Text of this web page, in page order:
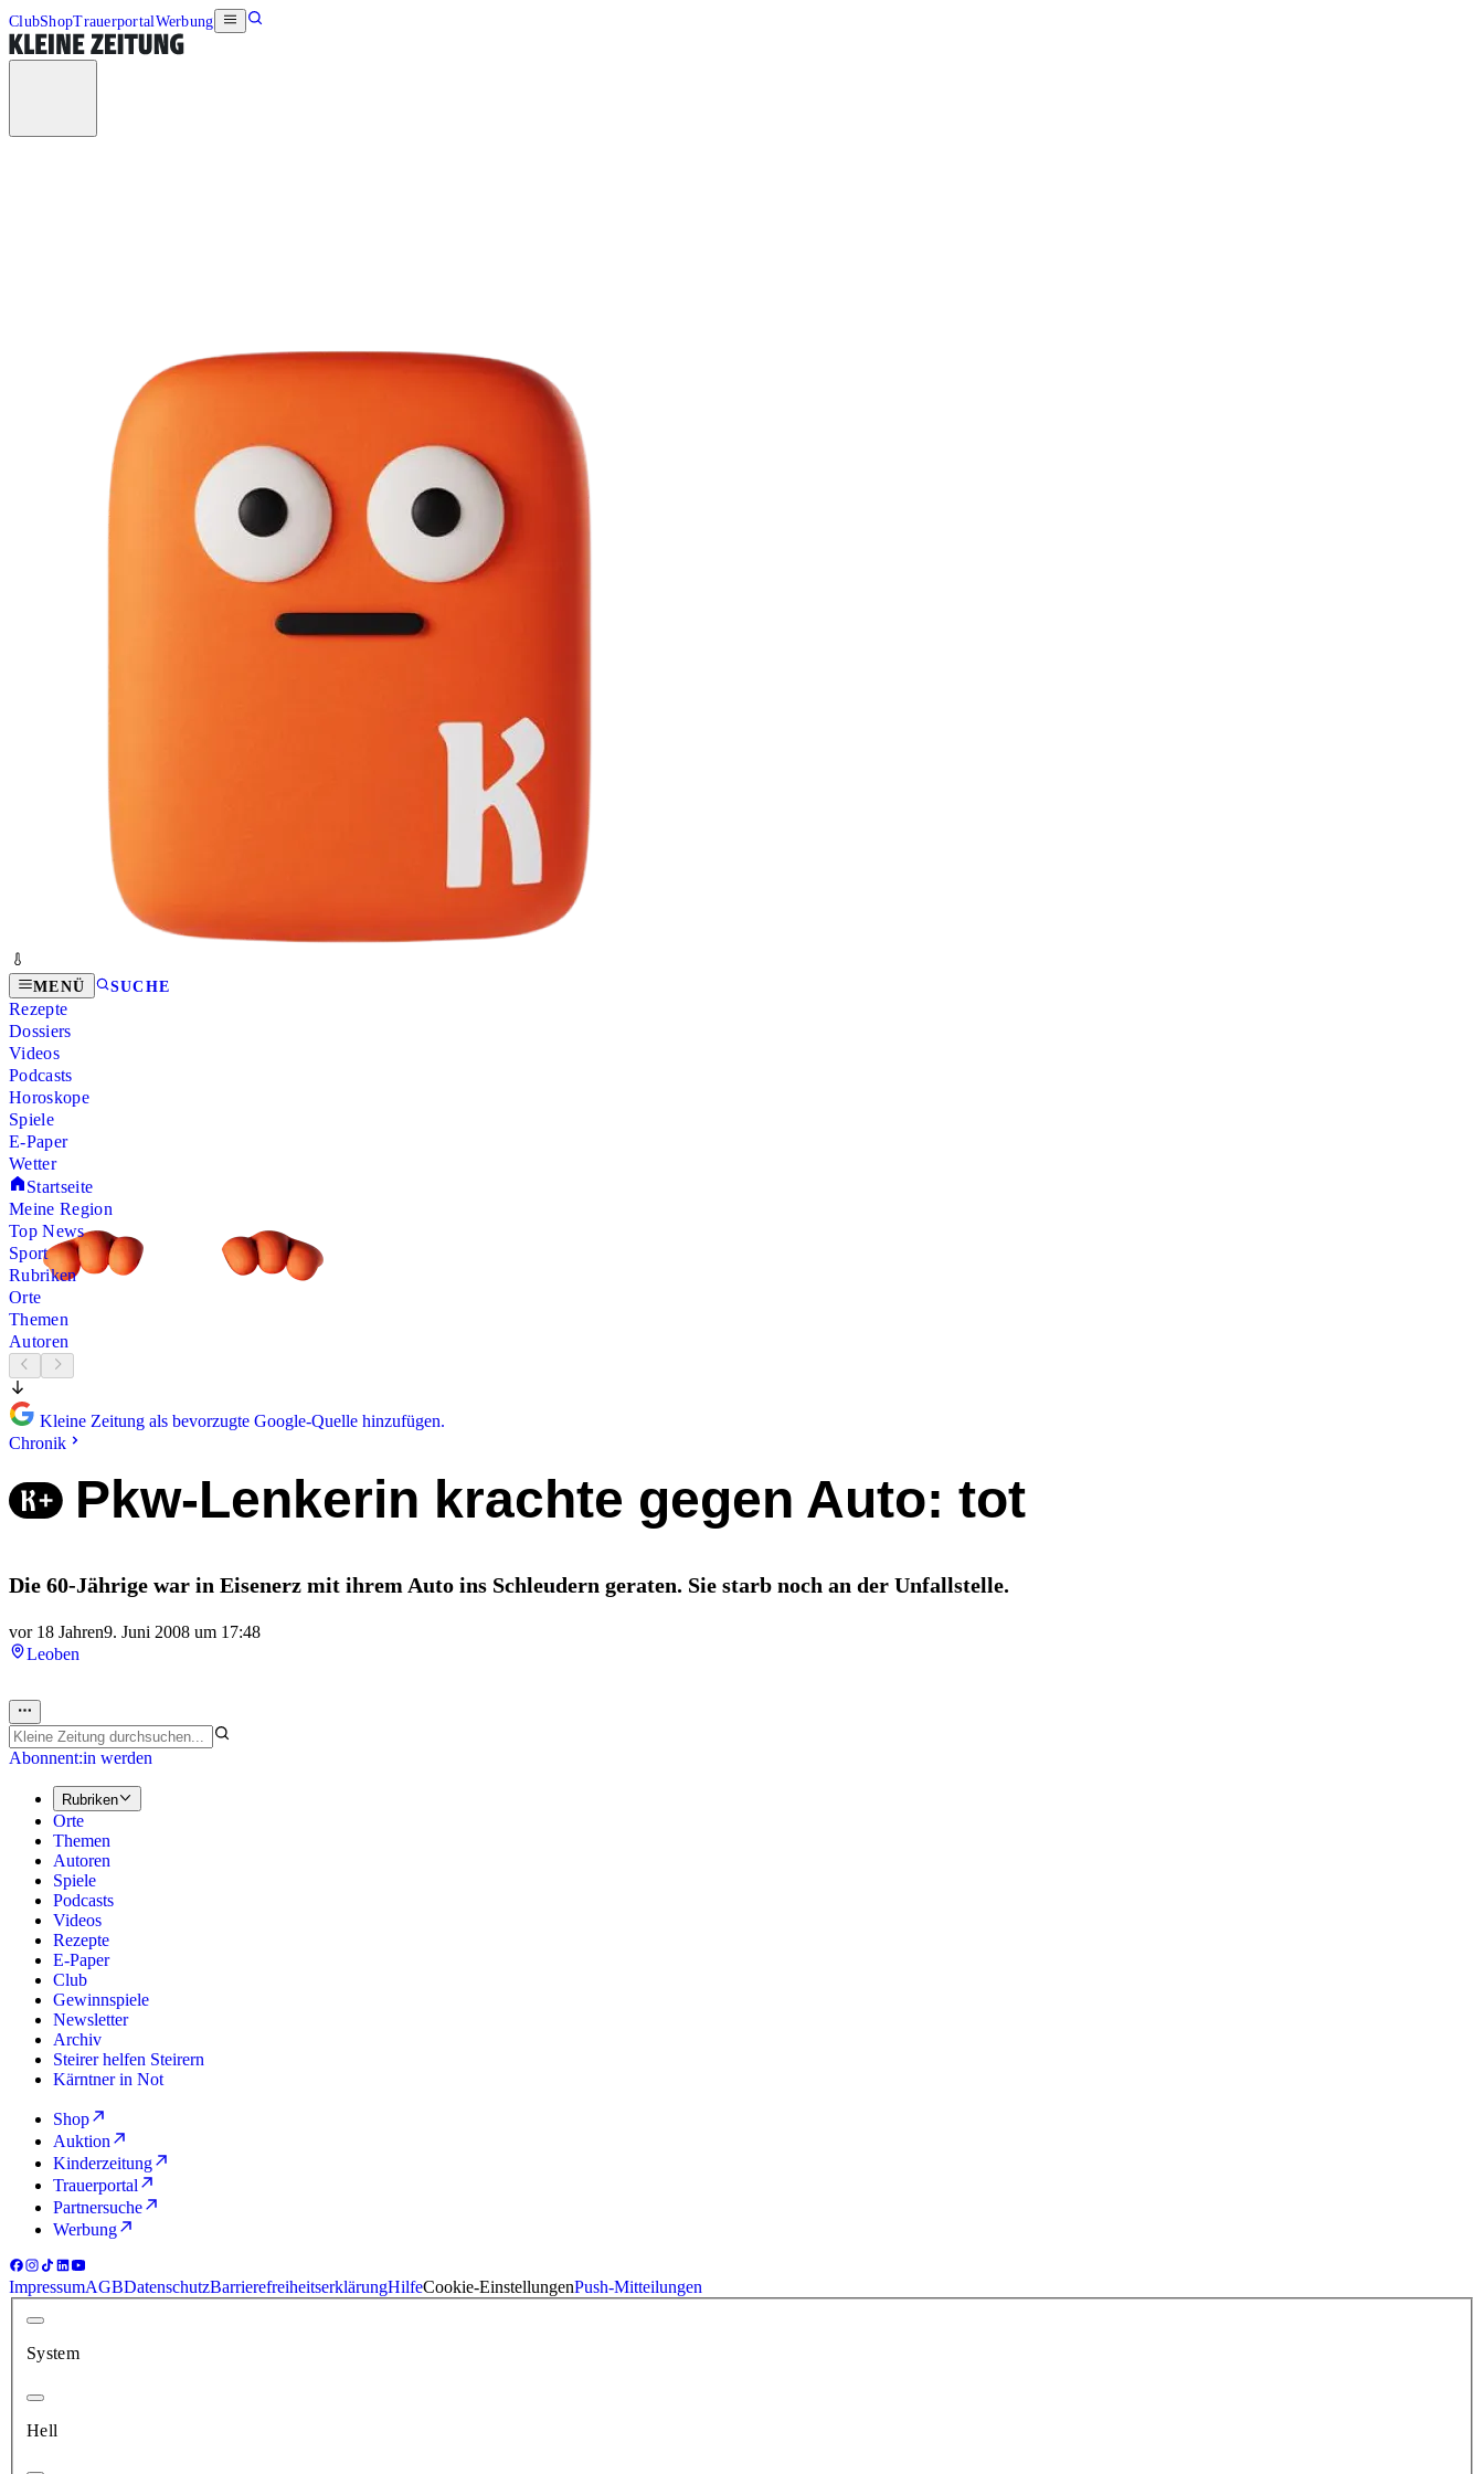
ClubShopTrauerportalWerbung
MENÜ SUCHE
Rezepte
Dossiers
Videos
Podcasts
Horoskope
Spiele
E-Paper
Wetter
Startseite
Meine Region
Top News
Sport
Rubriken
Orte
Themen
Autoren
Kleine Zeitung als bevorzugte Google-Quelle hinzufügen.
Chronik
Pkw-Lenkerin krachte gegen Auto: tot
Die 60-Jährige war in Eisenerz mit ihrem Auto ins Schleudern geraten. Sie starb noch an der Unfallstelle.
vor 18 Jahren9. Juni 2008 um 17:48
Leoben
Abonnent:in werden
Rubriken
Orte
Themen
Autoren
Spiele
Podcasts
Videos
Rezepte
E-Paper
Club
Gewinnspiele
Newsletter
Archiv
Steirer helfen Steirern
Kärntner in Not
Shop
Auktion
Kinderzeitung
Trauerportal
Partnersuche
Werbung
ImpressumAGBDatenschutzBarrierefreiheitserklärungHilfeCookie-EinstellungenPush-Mitteilungen
System
Hell